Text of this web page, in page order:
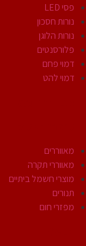
פסי LED
נורות חסכון
נורות הלוגן
פלורסנטים
דמוי פחם
דמוי להט
מאווררים
מאווררי תקרה
מוצרי חשמל ביתיים
תנורים
מפזרי חום